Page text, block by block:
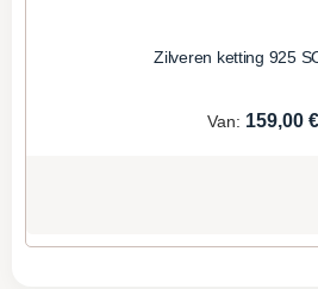
Zilveren ketting 925
Van: 159,00 €